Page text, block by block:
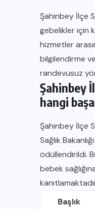
Şahinbey İlçe
gebelikler için
hizmetler
bilgilendirme
randevusuz
Şahinbey
hangi
Şahinbey İlçe
Sağlık
ödüllendirildi.
bebek
Başlık